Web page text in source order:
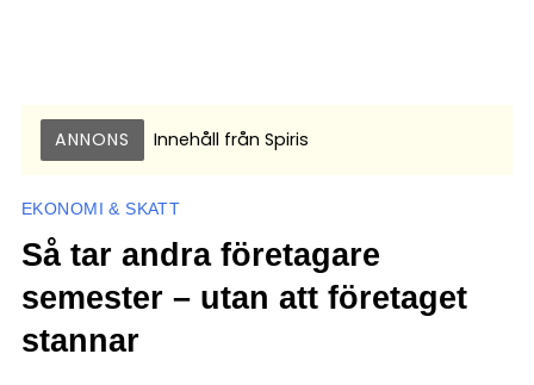
ANNONS Innehåll från Spiris
EKONOMI & SKATT
Så tar andra företagare
semester – utan att företaget
stannar